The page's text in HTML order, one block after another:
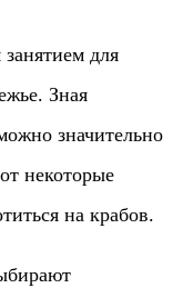
для
Зная
значительно
некоторые
на крабов.